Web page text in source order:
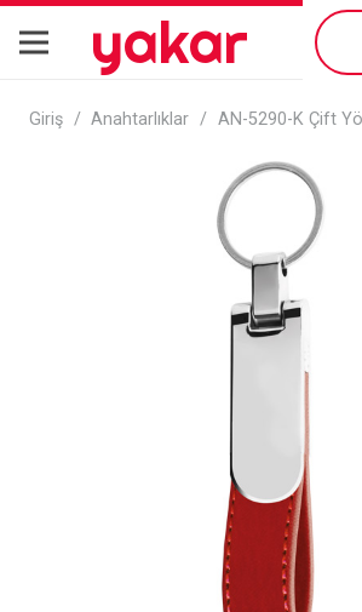
yakar
Giriş / Anahtarlıklar / AN-5290-K Çift